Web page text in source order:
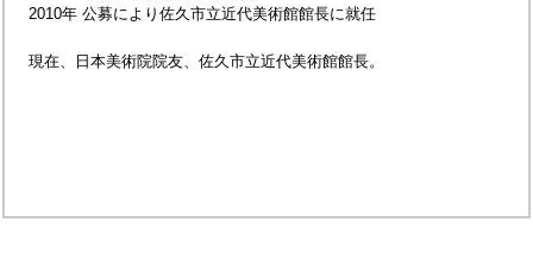
2010年 公募により佐久市立近代美術館館長に就任
現在、日本美術院院友、佐久市立近代美術館館長。